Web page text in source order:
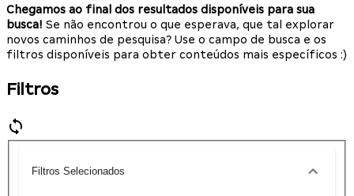
Chegamos ao final dos resultados disponíveis para sua
busca! Se não encontrou o que esperava, que tal explorar
novos caminhos de pesquisa? Use o campo de busca e os
filtros disponíveis para obter conteúdos mais específicos :)
Filtros
Filtros Selecionados